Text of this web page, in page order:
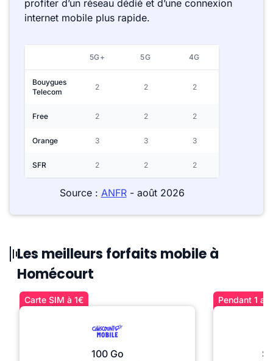
profiter d’un réseau dédié et d’une connexion
internet mobile plus rapide.
5G+ 5G 4G
Bouygues
Telecom
2 2 2
Free 2 2 2
Orange 3 3 3
SFR 2 2 2
Source : ANFR- août 2026
Les meilleurs forfaits mobile à
Homécourt
Carte SIM à 1€
100 Go
Pendant 1